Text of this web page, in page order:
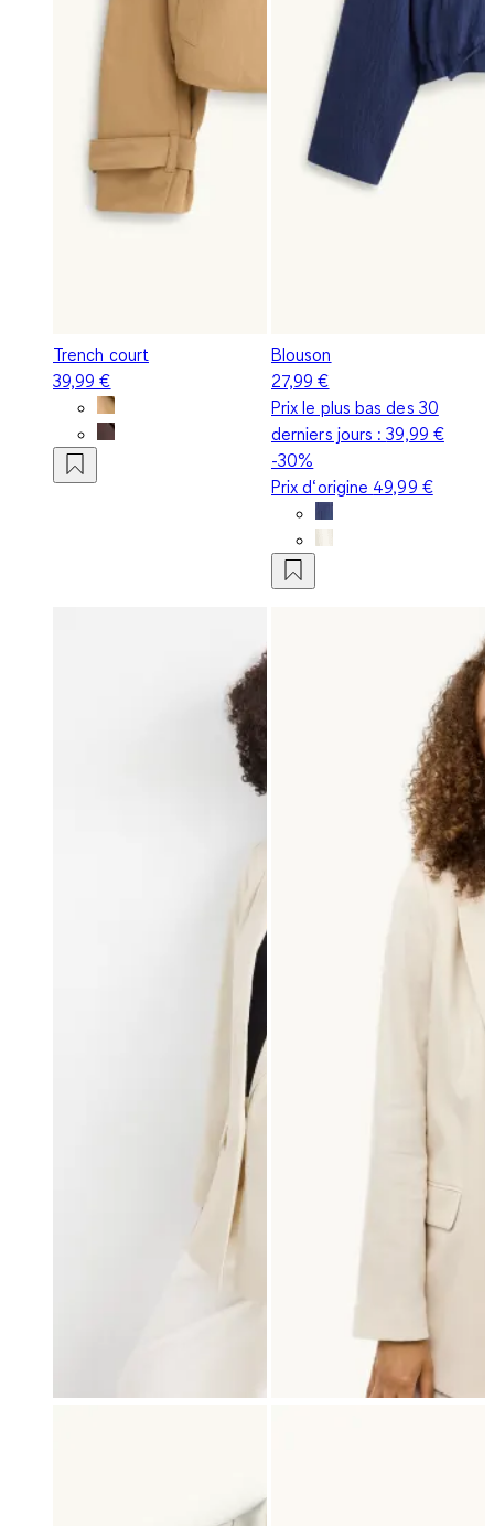
Trench court
39,99 €
Blouson
27,99 €
Prix le plus bas des 30
derniers jours :39,99 €
-30%
Prix d‘origine 49,99 €